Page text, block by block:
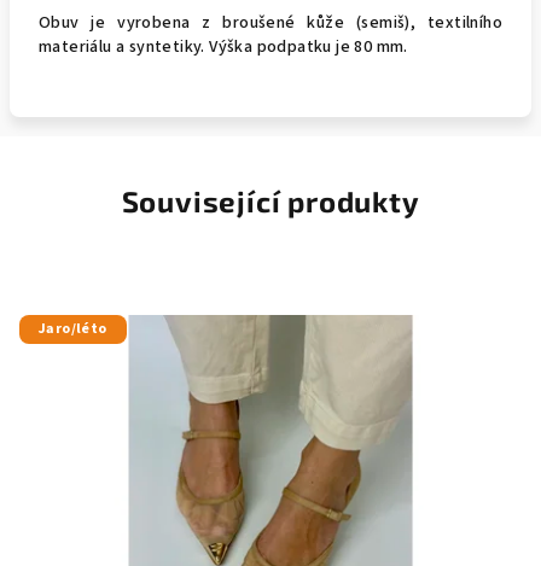
Obuv je vyrobena z broušené kůže (semiš), textilního
materiálu a syntetiky. Výška podpatku je 80 mm.
Související produkty
Jaro/léto